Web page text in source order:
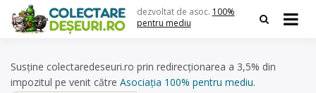
content
dezvoltat de asoc. 100%
pentru mediu
Susține colectaredeseuri.ro prin redirecționarea a 3,5% din
impozitul pe venit către Asociația 100% pentru mediu.